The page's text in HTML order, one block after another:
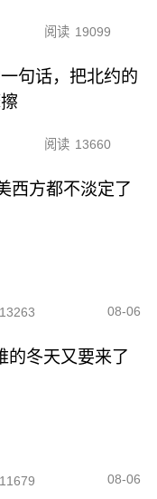
阅读 19099
句话，把北约的
阅读 13660
西方都不淡定了
13263 08-06
的冬天又要来了
11679 08-06